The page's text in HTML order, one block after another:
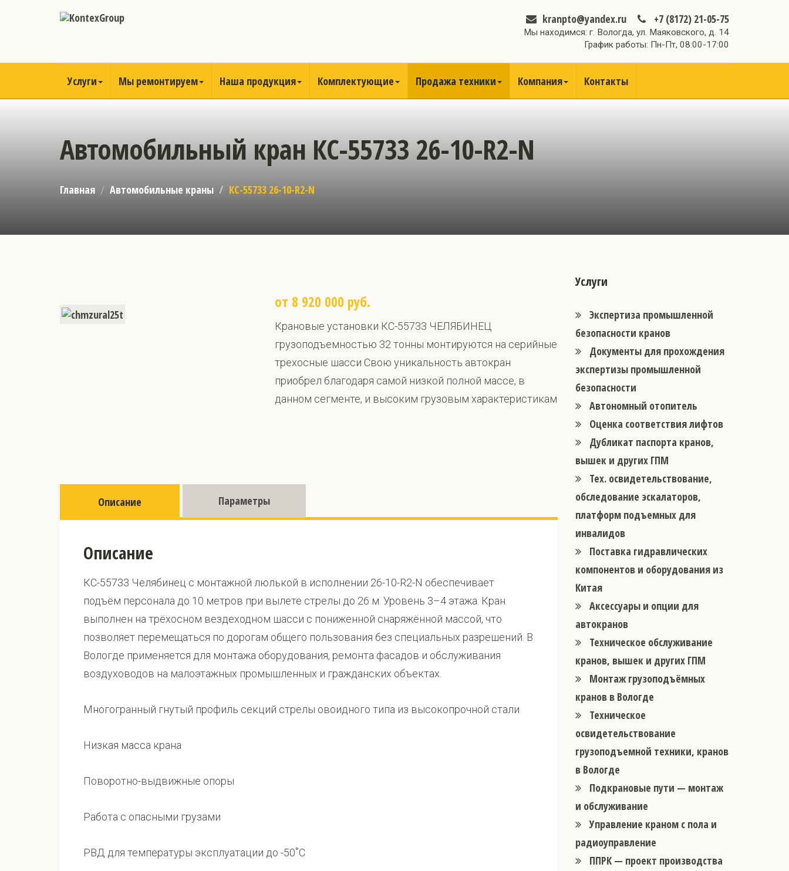
kranpto@yandex.ru +7 (8172) 21-05-75
Мы находимся: г. Вологда, ул. Маяковского, д. 14
График работы: Пн-Пт, 08:00-17:00
Услуги Мы ремонтируем Наша продукция Комплектующие Продажа техники Компания Контакты
Автомобильный кран КС-55733 26-10-R2-N
Главная Автомобильные краны КС-55733 26-10-R2-N
от 8 920 000 руб.
Крановые установки КС-55733 ЧЕЛЯБИНЕЦ
грузоподъемностью 32 тонны монтируются на серийные
трехосные шасси Свою уникальность автокран
приобрел благодаря самой низкой полной массе, в
данном сегменте, и высоким грузовым характеристикам
Описание Параметры
Описание
КС-55733 Челябинец с монтажной люлькой в исполнении 26-10-R2-N обеспечивает
подъём персонала до 10 метров при вылете стрелы до 26 м. Уровень 3–4 этажа. Кран
выполнен на трёхосном вездеходном шасси с пониженной снаряжённой массой, что
позволяет перемещаться по дорогам общего пользования без специальных разрешений. В
Вологде применяется для монтажа оборудования, ремонта фасадов и обслуживания
воздуховодов на малоэтажных промышленных и гражданских объектах.
Многогранный гнутый профиль секций стрелы овоидного типа из высокопрочной стали
Низкая масса крана
Поворотно-выдвижные опоры
Работа с опасными грузами
РВД для температуры эксплуатации до -50˚С
Услуги
Экспертиза промышленной
безопасности кранов
Документы для прохождения
экспертизы промышленной
безопасности
Автономный отопитель
Оценка соответствия лифтов
Дубликат паспорта кранов,
вышек и других ГПМ
Тех. освидетельствование,
обследование эскалаторов,
платформ подъемных для
инвалидов
Поставка гидравлических
компонентов и оборудования из
Китая
Аксессуары и опции для
автокранов
Техническое обслуживание
кранов, вышек и других ГПМ
Монтаж грузоподъёмных
кранов в Вологде
Техническое
освидетельствование
грузоподъемной техники, кранов
в Вологде
Подкрановые пути — монтаж
и обслуживание
Управление краном с пола и
радиоуправление
ППРК — проект производства